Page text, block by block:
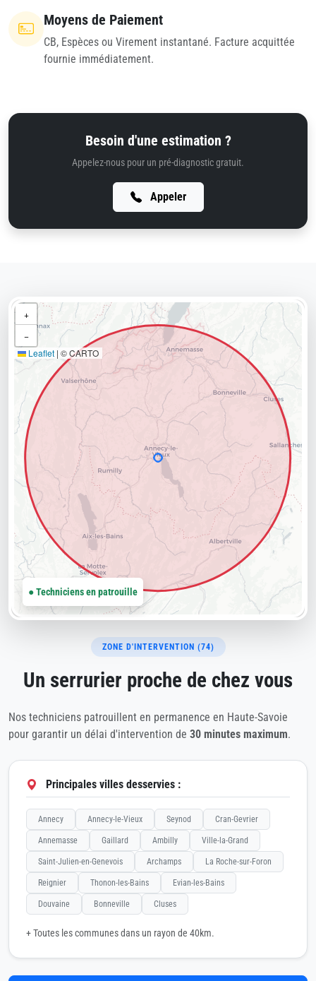
Moyens de Paiement
CB, Espèces ou Virement instantané. Facture acquittée
fournie immédiatement.
Besoin d'une estimation ?
Appelez-nous pour un pré-diagnostic gratuit.
Appeler
ZONE D'INTERVENTION (74)
Un serrurier proche de chez vous
Nos techniciens patrouillent en permanence en Haute-Savoie
pour garantir un délai d'intervention de 30 minutes maximum.
Principales villes desservies :
Annecy Annecy-le-Vieux Seynod Cran-Gevrier
Annemasse Gaillard Ambilly Ville-la-Grand
Saint-Julien-en-Genevois Archamps La Roche-sur-Foron
Reignier Thonon-les-Bains Evian-les-Bains
Douvaine Bonneville Cluses
+ Toutes les communes dans un rayon de 40km.
+
−
Leaflet | © CARTO
● Techniciens en patrouille